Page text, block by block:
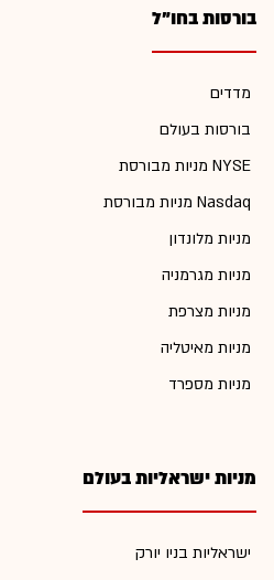
בורסות בחו"ל
מדדים
בורסות בעולם
מניות מבורסת NYSE
מניות מבורסת Nasdaq
מניות מלונדון
מניות מגרמניה
מניות מצרפת
מניות מאיטליה
מניות מספרד
מניות ישראליות בעולם
ישראליות בניו יורק